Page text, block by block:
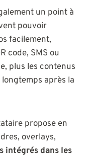
un point à
pouvoir
facilement,
code, SMS ou
plus les contenus
après la
propose en
overlays,
intégrés dans les